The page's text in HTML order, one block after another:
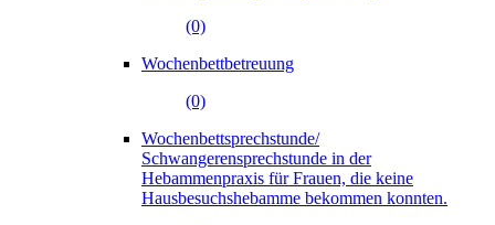
(0)
Wochenbettbetreuung
(0)
Wochenbettsprechstunde/
Schwangerensprechstunde in der
Hebammenpraxis für Frauen, die keine
Hausbesuchshebamme bekommen konnten.